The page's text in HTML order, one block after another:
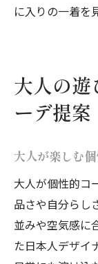
に入りの一着を
大人の遊
ーデ提案
大人が楽しむ
大人が個性的コ
品さや自分らし
並みや空気感に
た日本人デザイ